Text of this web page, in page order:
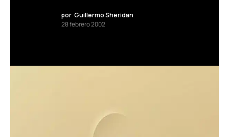
por Guillermo Sheridan
28 febrero 2002